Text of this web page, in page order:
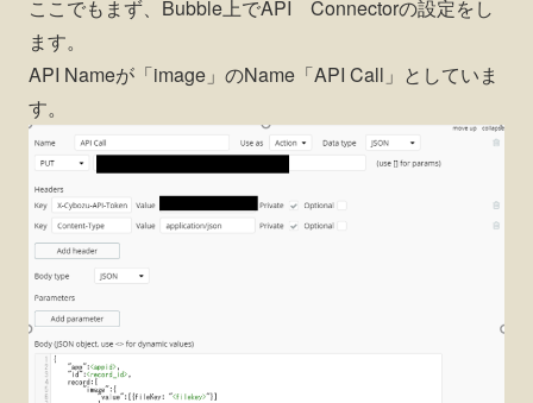
ここでもまず、Bubble上でAPI Connectorの設定をし
ます。
API Nameが「image」のName「API Call」としていま
す。